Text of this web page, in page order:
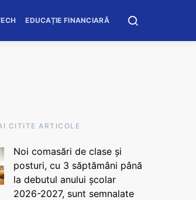
EDUCAȚIE FINANCIARĂ
CITITE ARTICOLE
Noi comasări de clase și
posturi, cu 3 săptămâni până
la debutul anului școlar
2026-2027, sunt semnalate